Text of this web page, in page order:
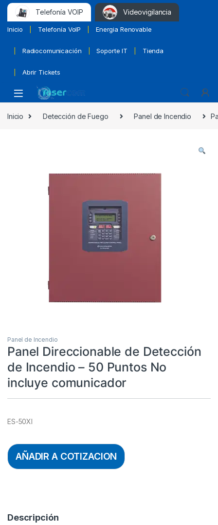
Telefonía VOIP Videovigilancia
Inicio Telefonía VoIP Energia Renovable
Radiocomunicación Soporte IT Tienda
Abrir Tickets
Inicio Detección de Fuego Panel de Incendio
Panel de Incendio
Panel Direccionable de Detección
de Incendio – 50 Puntos No
incluye comunicador
ES-50XI
AÑADIR A COTIZACION
Descripción